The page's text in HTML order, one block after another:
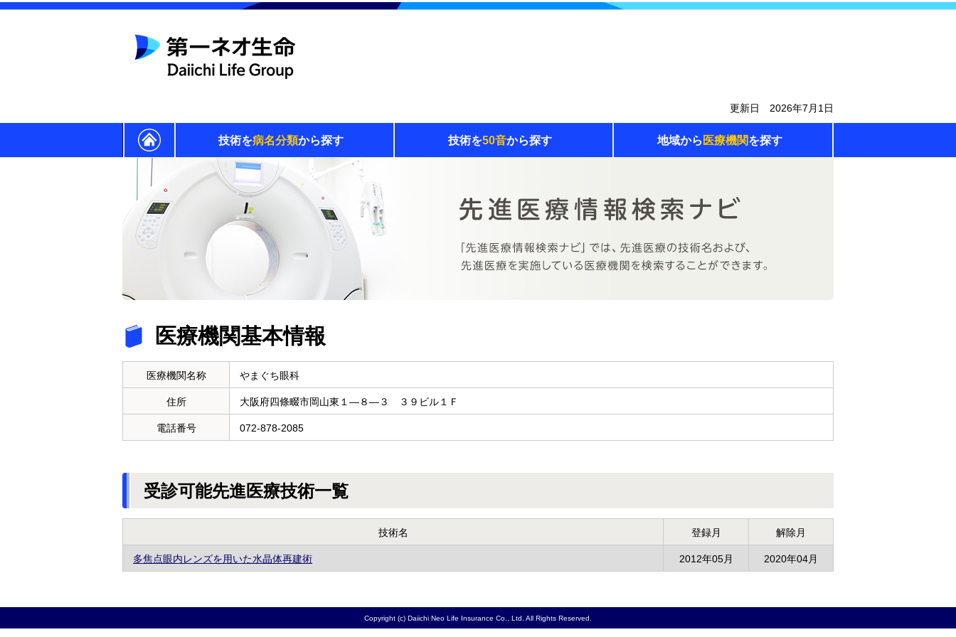
更新日 2026年7月1日
技術を病名分類から探す 技術を50音から探す 地域から 医療機関を探す
医療機関基本情報
医療機関名称 やまぐち眼科
住所 大阪府四條畷市岡山東１―８―３ ３９ビル１Ｆ
電話番号 072-878-2085
受診可能先進医療技術一覧
技術名 登録月 解除月
多焦点眼内レンズを用いた水晶体再建術 2012年05月 2020年04月
Copyright (c) Daiichi Neo Life Insurance Co., Ltd. All Rights Reserved.